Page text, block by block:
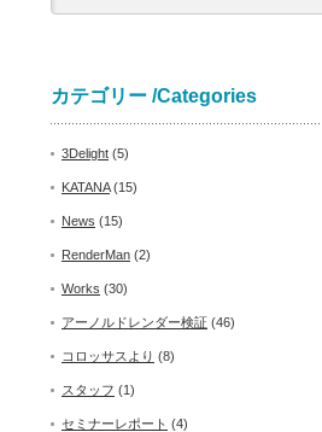
カテゴリー /Categories
3Delight (5)
KATANA(15)
News (15)
RenderMan (2)
Works (30)
アーノルドレンダー検証 (46)
コロッサスより (8)
スタッフ (1)
セミナーレポート (4)